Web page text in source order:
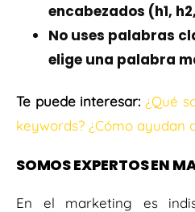
encabezados (h1,
No uses palabras
elige una palabra
Te puede interesar: ¿Qué
keywords? ¿Cómo ayudan
SOMOS EXPERTOS EN
En el marketing es